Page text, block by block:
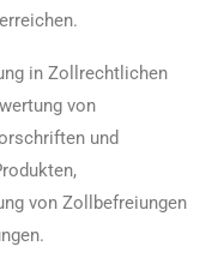
in Zollrechtlichen
von
und
von Zollbefreiungen